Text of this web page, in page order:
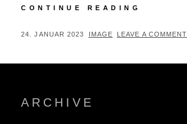
CONTINUE READING
POSTED
24. JANUAR 2023 BY
IMAGE LEAVE A COMMENT
ARCHIVE